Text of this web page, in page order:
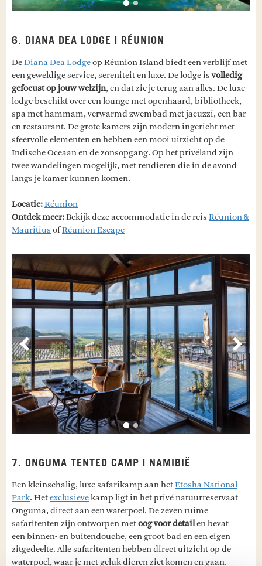
6. DIANA DEA LODGE | RÉUNION
DeDiana Dea Lodgeop Réunion Island biedt een verblijf met
een geweldige service, sereniteit en luxe. De lodge isvolledig
gefocust op jouw welzijn, en dat zie je terug aan alles. De luxe
lodge beschikt over een lounge met openhaard, bibliotheek,
spa met hammam, verwarmd zwembad met jacuzzi, een bar
en restaurant. De grote kamers zijn modern ingericht met
sfeervolle elementen en hebben een mooi uitzicht op de
Indische Oceaan en de zonsopgang. Op het privéland zijn
twee wandelingen mogelijk, met rendieren die in de avond
langs je kamer kunnen komen.
Locatie:Réunion
Ontdek meer:Bekijk deze accommodatie in de reis Réunion &
Mauritius ofRéunion Escape
Vorige
7. ONGUMA TENTED CAMP | NAMIBIË
Een kleinschalig, luxe safarikamp aan hetEtosha National
Park. Hetexclusievekamp ligt in het privé natuurreservaat
Onguma, direct aan een waterpoel. De zeven ruime
safaritenten zijn ontworpen metoog voor detailen bevat
een binnen- en buitendouche, een groot bad en een eigen
zitgedeelte. Alle safaritenten hebben direct uitzicht op de
waterpoel, waar je met geluk dieren ziet komen en gaan.